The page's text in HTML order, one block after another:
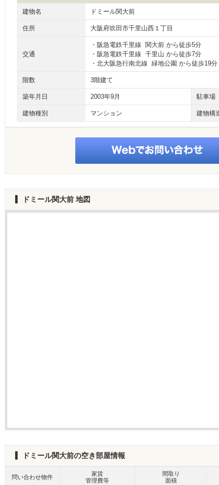
建物名 ドミール関大前
住所 大阪府吹田市千里山西１丁目
交通
・阪急電鉄千里線 関大前 から徒歩5分
・阪急電鉄千里線 千里山 から徒歩7分
・北大阪急行南北線 緑地公園 から徒歩19分
階数 3階建て
築年月日 2003年9月 駐車場
建物種別 マンション 建物構
ドミール関大前 地図
ドミール関大前の空き部屋情報
問い合わせ物件
家賃
管理費等
間取り
面積